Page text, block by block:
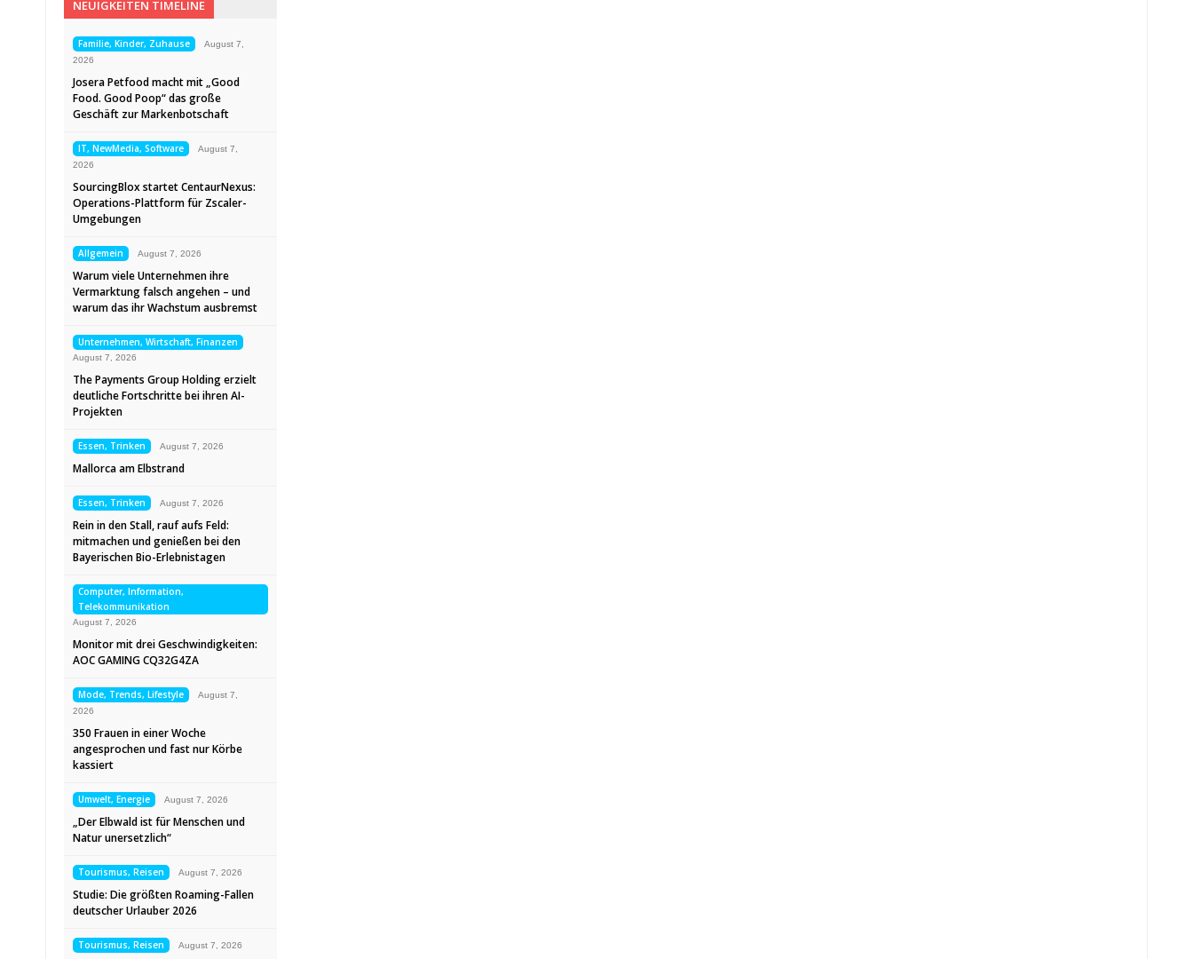
NEUIGKEITEN TIMELINE
Familie, Kinder, Zuhause
August 7,
2026
Josera Petfood macht mit „Good
Food. Good Poop“ das große
Geschäft zur Markenbotschaft
IT, NewMedia, Software
August 7,
2026
SourcingBlox startet CentaurNexus:
Operations-Plattform für Zscaler-
Umgebungen
Allgemein August 7, 2026
Warum viele Unternehmen ihre
Vermarktung falsch angehen – und
warum das ihr Wachstum ausbremst
Unternehmen, Wirtschaft, Finanzen
August 7, 2026
The Payments Group Holding erzielt
deutliche Fortschritte bei ihren AI-
Projekten
Essen, Trinken August 7, 2026
Mallorca am Elbstrand
Essen, Trinken August 7, 2026
Rein in den Stall, rauf aufs Feld:
mitmachen und genießen bei den
Bayerischen Bio-Erlebnistagen
Computer, Information,
Telekommunikation
August 7, 2026
Monitor mit drei Geschwindigkeiten:
AOC GAMING CQ32G4ZA
Mode, Trends, Lifestyle
August 7,
2026
350 Frauen in einer Woche
angesprochen und fast nur Körbe
kassiert
Umwelt, Energie August 7, 2026
„Der Elbwald ist für Menschen und
Natur unersetzlich“
Tourismus, Reisen August 7, 2026
Studie: Die größten Roaming-Fallen
deutscher Urlauber 2026
Tourismus, Reisen August 7, 2026